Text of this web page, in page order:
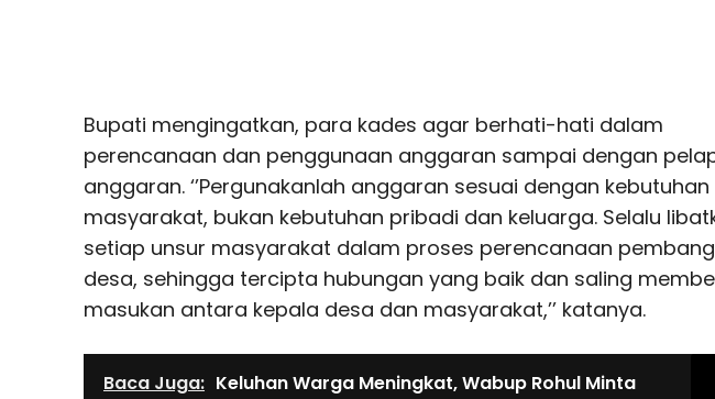
Bupati mengingatkan, para kades agar berhati-hati dalam
perencanaan dan penggunaan anggaran sampai dengan
anggaran. ‘’Pergunakanlah anggaran sesuai dengan kebutuhan
masyarakat, bukan kebutuhan pribadi dan keluarga. Selalu
setiap unsur masyarakat dalam proses perencanaan
desa, sehingga tercipta hubungan yang baik dan saling
masukan antara kepala desa dan masyarakat,’’ katanya.
Baca Juga: Keluhan Warga Meningkat, Wabup Rohul Minta